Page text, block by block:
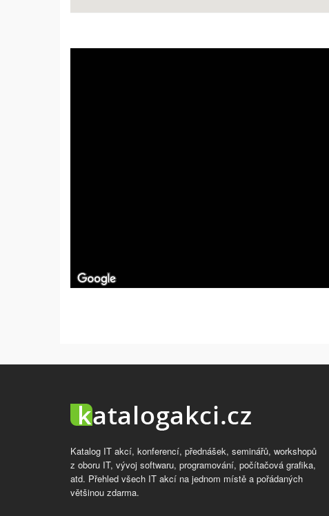
Katalog IT akcí, konferencí, přednášek, seminářů, workshopů
z oboru IT, vývoj softwaru, programování, počítačová grafika,
atd. Přehled všech IT akcí na jednom místě a pořádaných
většinou zdarma.